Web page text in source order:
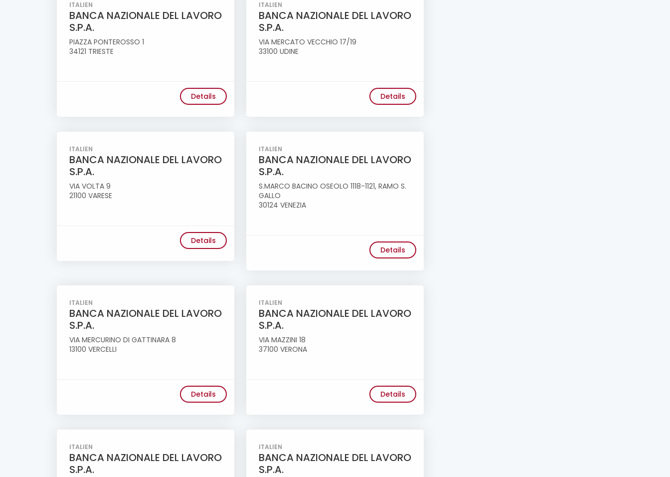
ITALIEN
BANCA NAZIONALE DEL LAVORO
S.P.A.
PIAZZA PONTEROSSO 1
34121 TRIESTE
Details
ITALIEN
BANCA NAZIONALE DEL LAVORO
S.P.A.
VIA MERCATO VECCHIO 17/19
33100 UDINE
Details
ITALIEN
BANCA NAZIONALE DEL LAVORO
S.P.A.
VIA VOLTA 9
21100 VARESE
Details
ITALIEN
BANCA NAZIONALE DEL LAVORO
S.P.A.
S.MARCO BACINO OSEOLO 1118-1121, RAMO S.
GALLO
30124 VENEZIA
Details
ITALIEN
BANCA NAZIONALE DEL LAVORO
S.P.A.
VIA MERCURINO DI GATTINARA 8
13100 VERCELLI
Details
ITALIEN
BANCA NAZIONALE DEL LAVORO
S.P.A.
VIA MAZZINI 18
37100 VERONA
Details
ITALIEN
BANCA NAZIONALE DEL LAVORO
S.P.A.
ITALIEN
BANCA NAZIONALE DEL LAVORO
S.P.A.